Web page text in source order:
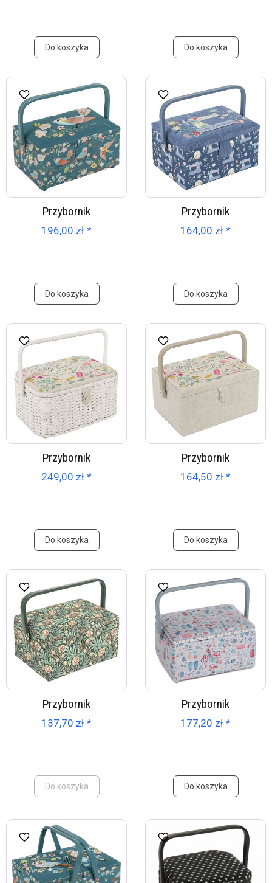
Do koszyka Do koszyka
Przybornik
196,00 zł *
Do koszyka
Przybornik
164,00 zł *
Do koszyka
Przybornik
249,00 zł *
Do koszyka
Przybornik
164,50 zł *
Do koszyka
Przybornik
137,70 zł *
Do koszyka
Przybornik
177,20 zł *
Do koszyka